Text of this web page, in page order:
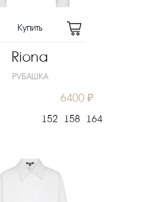
Riona
РУБАШКА
6400 ₽
152 158 164